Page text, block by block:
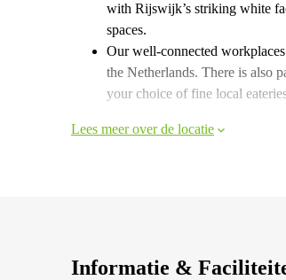
with Rijswijk’s striking white
spaces.
Our well-connected
the Netherlands. There is also
your choice of fine local
Lees meer over de locatie
Informatie &